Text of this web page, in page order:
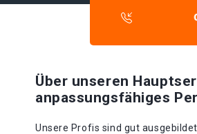
Über unseren
anpassungsfähiges
Unsere Profis sind gut